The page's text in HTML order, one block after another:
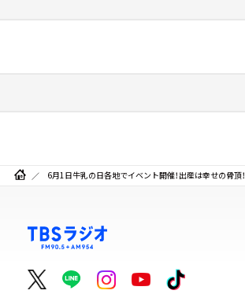
6月1日牛乳の日各地でイベント開催！出産は幸せの骨頂！